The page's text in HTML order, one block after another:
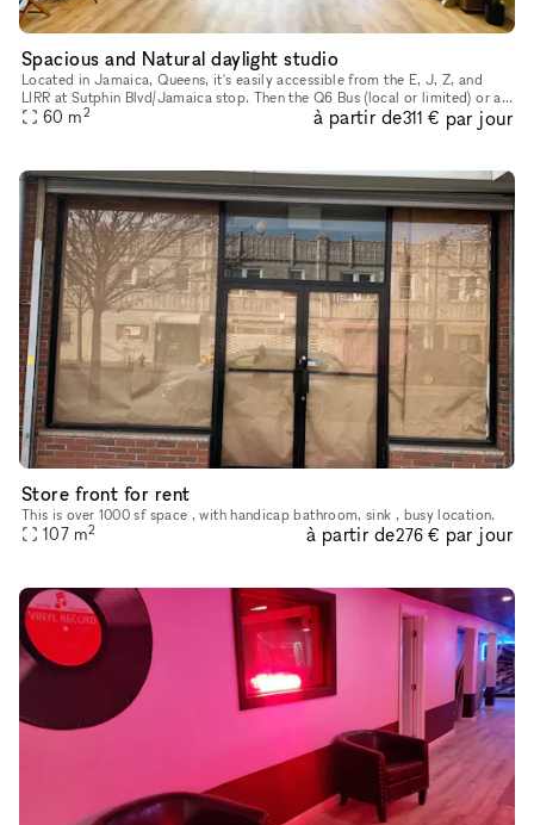
Spacious and Natural daylight studio
Located in Jamaica, Queens, it's easily accessible from the E, J, Z, and
LIRR at Sutphin Blvd/Jamaica stop. Then the Q6 Bus (local or limited) or a
short taxi ride. The space is approximately 650 sq
60 m2 à partir de311 € par jour
Store front for rent
This is over 1000 sf space , with handicap bathroom, sink , busy location.
107 m2 à partir de276 € par jour